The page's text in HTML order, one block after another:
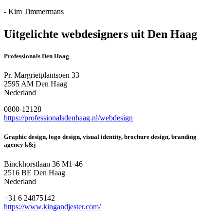
- Kim Timmermans
Uitgelichte webdesigners uit Den Haag
Professionals Den Haag
Pr. Margrietplantsoen 33
2595 AM Den Haag
Nederland
0800-12128
https://professionalsdenhaag.nl/webdesign
Graphic design, logo design, visual identity, brochure design, branding
agency k&j
Binckhorstlaan 36 M1-46
2516 BE Den Haag
Nederland
+31 6 24875142
https://www.kingandjester.com/